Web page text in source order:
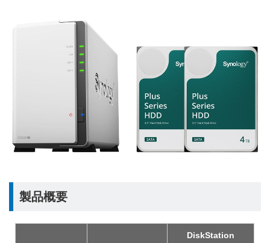
製品概要
DiskStation